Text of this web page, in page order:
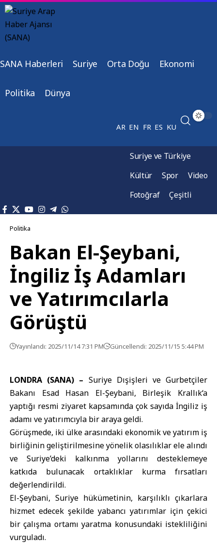
SANA Haberleri Suriye Orta Doğu Ekonomi
Politika Dünya
AR EN FR ES KU
Suriye ve Türkiye
Kültür
Spor
Video
Fotoğraf
Çeşitli
Politika
Bakan El-Şeybani,
İngiliz İş Adamları
ve Yatırımcılarla
Görüştü
Yayınlandı: 2025/11/14 7:31 PM Güncellendi: 2025/11/15 5:44 PM
LONDRA (SANA) – Suriye Dışişleri ve Gurbetçiler
Bakanı Esad Hasan El-Şeybani, Birleşik Krallık‘a
yaptığı resmi ziyaret kapsamında çok sayıda İngiliz iş
adamı ve yatırımcıyla bir araya geldi.
Görüşmede, iki ülke arasındaki ekonomik ve yatırım iş
birliğinin geliştirilmesine yönelik olasılıklar ele alındı
ve Suriye’deki kalkınma yollarını desteklemeye
katkıda bulunacak ortaklıklar kurma fırsatları
değerlendirildi.
El-Şeybani, Suriye hükümetinin, karşılıklı çıkarlara
hizmet edecek şekilde yabancı yatırımlar için çekici
bir çalışma ortamı yaratma konusundaki istekliliğini
vurguladı.